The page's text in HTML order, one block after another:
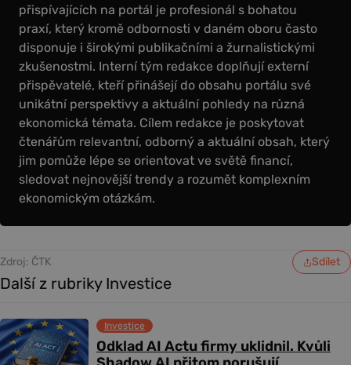
přispívajících na portál je profesionál s bohatou
praxí, který kromě odbornosti v daném oboru často
disponuje i širokými publikačními a žurnalistickými
zkušenostmi. Interní tým redakce doplňují externí
přispěvatelé, kteří přinášejí do obsahu portálu své
unikátní perspektivy a aktuální pohledy na různá
ekonomická témata. Cílem redakce je poskytovat
čtenářům relevantní, odborný a aktuální obsah, který
jim pomůže lépe se orientovat ve světě financí,
sledovat nejnovější trendy a rozumět komplexním
ekonomickým otázkám.
Zdroj: ČTK Sdílet
Další z rubriky Investice
Odklad AI Actu firmy uklidnil. Kvůli
Investice